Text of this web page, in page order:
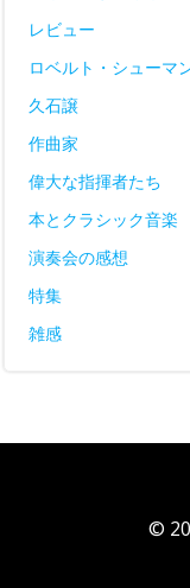
レビュー
ロベルト・シューマ
久石譲
作曲家
偉大な指揮者たち
本とクラシック音楽
演奏会の感想
特集
雑感
©